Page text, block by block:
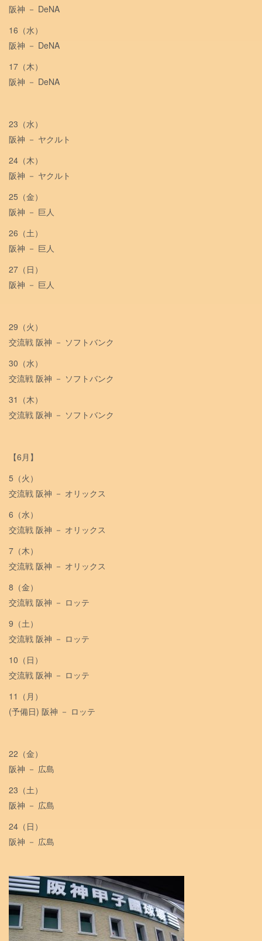
阪神 － DeNA
16（水）
阪神 － DeNA
17（木）
阪神 － DeNA
23（水）
阪神 － ヤクルト
24（木）
阪神 － ヤクルト
25（金）
阪神 － 巨人
26（土）
阪神 － 巨人
27（日）
阪神 － 巨人
29（火）
交流戦 阪神 － ソフトバンク
30（水）
交流戦 阪神 － ソフトバンク
31（木）
交流戦 阪神 － ソフトバンク
【6月】
5（火）
交流戦 阪神 － オリックス
6（水）
交流戦 阪神 － オリックス
7（木）
交流戦 阪神 － オリックス
8（金）
交流戦 阪神 － ロッテ
9（土）
交流戦 阪神 － ロッテ
10（日）
交流戦 阪神 － ロッテ
11（月）
(予備日) 阪神 － ロッテ
22（金）
阪神 － 広島
23（土）
阪神 － 広島
24（日）
阪神 － 広島